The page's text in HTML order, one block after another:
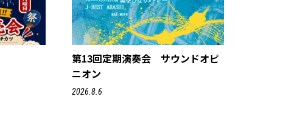
第13回定期演奏会 サウンドオピ
ニオン
2026.8.6